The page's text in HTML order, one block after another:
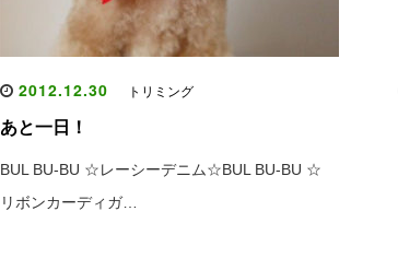
2012.12.30 トリミング
あと一日！
BUL BU-BU ☆レーシーデニム☆BUL BU-BU ☆
リボンカーディガ…